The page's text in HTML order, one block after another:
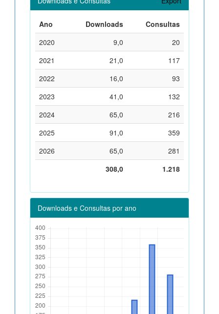
Ano Downloads
Consultas
2020
9,0
20
2021
21,0
117
2022
16,0
93
2023
41,0
132
2024
65,0
216
2025
91,0
359
2026
65,0
281
308,0
1.218
Downloads e Consultas por ano